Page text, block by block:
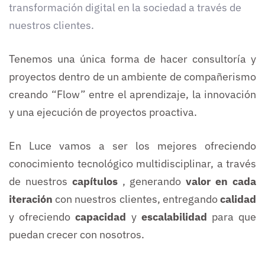
transformación digital en la sociedad a través de
nuestros clientes.
Tenemos una única forma de hacer consultoría y
proyectos dentro de un ambiente de compañerismo
creando “Flow” entre el aprendizaje, la innovación
y una ejecución de proyectos proactiva.
En Luce vamos a ser los mejores ofreciendo
conocimiento tecnológico multidisciplinar, a través
de nuestros capítulos , generandovalor en cada
iteracióncon nuestros clientes, entregandocalidad
y ofreciendocapacidad y escalabilidad para que
puedan crecer con nosotros.